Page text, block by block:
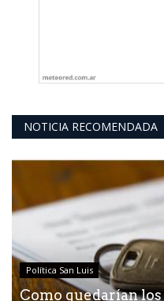
NOTICIA RECOMENDADA
Política San Luis
Como quedarían